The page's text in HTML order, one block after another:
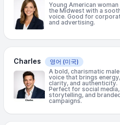
Young American
the Midwest with a
voice. Good for
and advertising.
Charles 영어 (미국)
A bold, charismatic male
voice that brings energy,
clarity, and authenticity.
Perfect for social media,
storytelling, and
campaigns.